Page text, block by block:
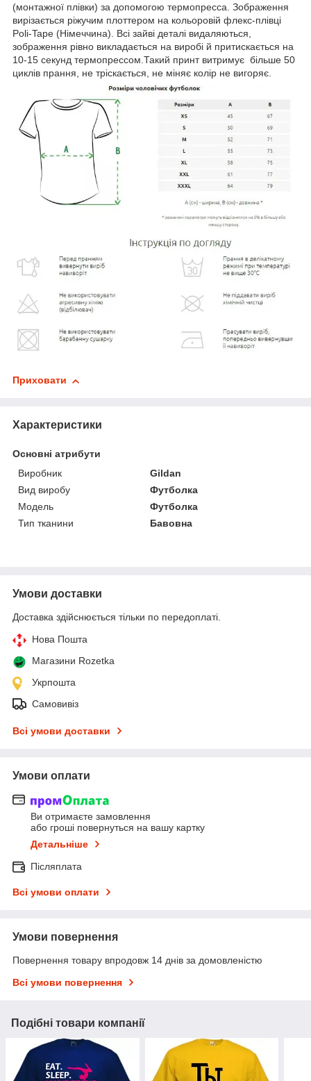
(монтажної плівки) за допомогою термопресса. Зображення
вирізається ріжучим плоттером на кольоровій флекс-плівці
Poli-Tape (Німеччина). Всі зайві деталі видаляються,
зображення рівно викладається на виробі й притискається на
10-15 секунд термопрессом.Такий принт витримує більше 50
циклів прання, не тріскається, не міняє колір не вигоряє.
Приховати
Характеристики
Основні атрибути
Виробник
Gildan
Вид виробу
Футболка
Модель
Футболка
Тип тканини
Бавовна
Умови доставки
Доставка здійснюється тільки по передоплаті.
Нова Пошта
Магазини Rozetka
Укрпошта
Самовивіз
Всі умови доставки
Умови оплати
Ви отримаєте замовлення
або гроші повернуться на вашу картку
Детальніше
Післяплата
Всі умови оплати
Умови повернення
Повернення товару впродовж 14 днів за домовленістю
Всі умови повернення
Подібні товари компанії